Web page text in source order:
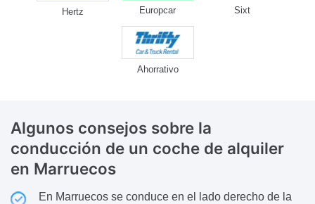
Hertz Europcar Sixt
Ahorrativo
Algunos consejos sobre la
conducción de un coche de alquiler
en Marruecos
En Marruecos se conduce en el lado derecho de la